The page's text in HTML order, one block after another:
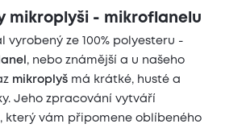
mikroplyši - mikroflanelu
ze 100% polyesteru -
, nebo známější a u našeho
mikroplyš má krátké, husté a
Jeho zpracování vytváří
který vám připomene oblíbeného